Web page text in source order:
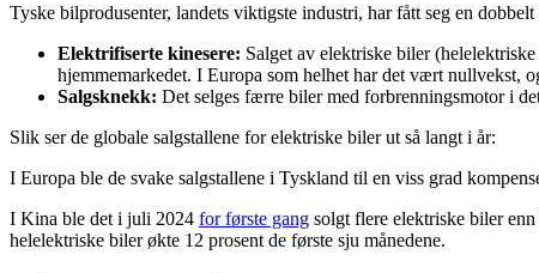
Tyske bilprodusenter, landets viktigste industri, har fått seg en
Elektrifiserte kinesere: Salget av elektriske biler
hjemmemarkedet. I Europa som helhet har det vært nullvekst,
Salgsknekk: Det selges færre biler med forbrenningsmotor i
Slik ser de globale salgstallene for elektriske biler ut så langt i år:
I Europa ble de svake salgstallene i Tyskland til en viss grad
I Kina ble det i juli 2024 for første gang solgt flere elektriske biler
helelektriske biler økte 12 prosent de første sju månedene.